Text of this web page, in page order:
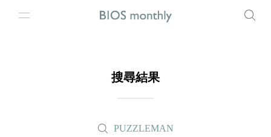
搜尋結果
PUZZLEMAN